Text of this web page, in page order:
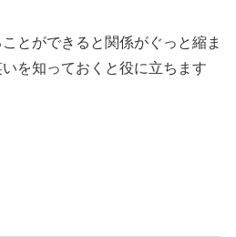
とができると関係がぐっと縮ま
を知っておくと役に立ちます